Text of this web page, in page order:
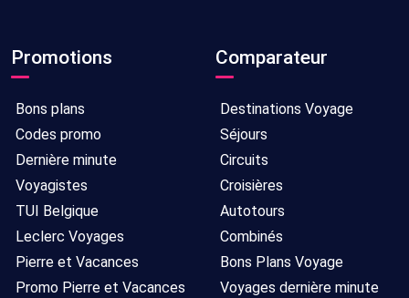
Promotions
Bons plans
Codes promo
Dernière minute
Voyagistes
TUI Belgique
Leclerc Voyages
Pierre et Vacances
Promo Pierre et Vacances
Comparateur
Destinations Voyage
Séjours
Circuits
Croisières
Autotours
Combinés
Bons Plans Voyage
Voyages dernière minute